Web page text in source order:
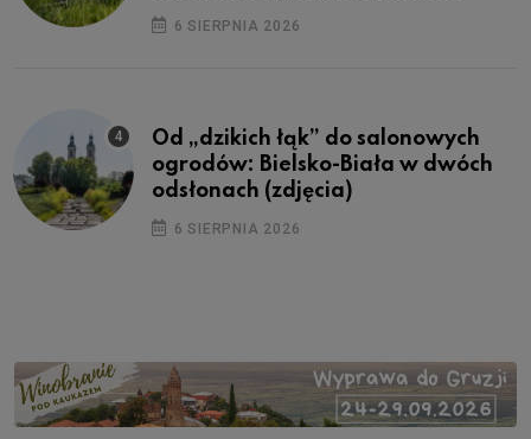
6 SIERPNIA 2026
Od „dzikich łąk” do salonowych
ogrodów: Bielsko-Biała w dwóch
odsłonach (zdjęcia)
6 SIERPNIA 2026